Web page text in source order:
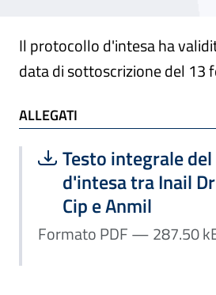
Il protocollo d'intesa ha
data di sottoscrizione del 13
ALLEGATI
ALLEGATI
Scarica file:
Testo integrale
d'intesa tra Inail
Cip e Anmil
Formato PDF —
Formato PDF — 287.50